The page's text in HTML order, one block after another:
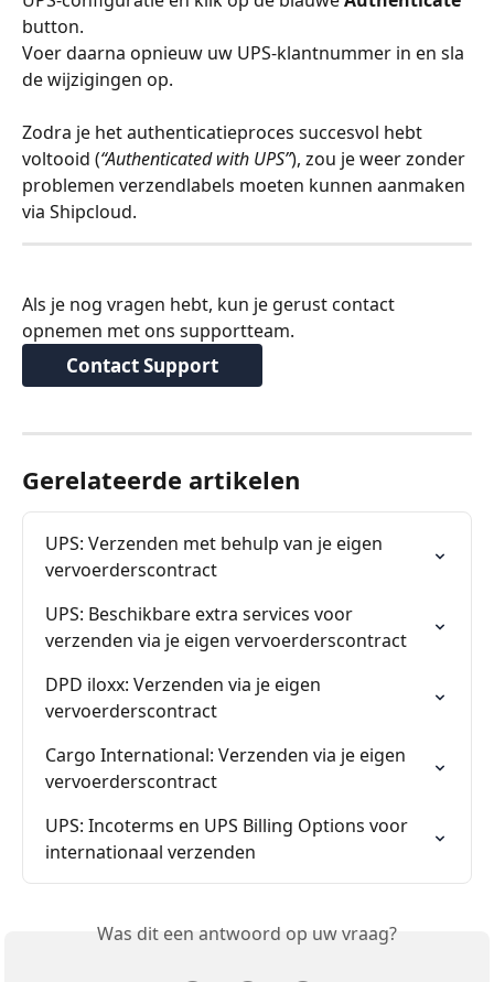
button.
Voer daarna opnieuw uw UPS-klantnummer in en sla
de wijzigingen op.
Zodra je het authenticatieproces succesvol hebt
voltooid (“Authenticated with UPS”), zou je weer zonder
problemen verzendlabels moeten kunnen aanmaken
via Shipcloud.
Als je nog vragen hebt, kun je gerust contact
opnemen met ons supportteam.
Contact Support
Gerelateerde artikelen
UPS: Verzenden met behulp van je eigen
vervoerderscontract
UPS: Beschikbare extra services voor
verzenden via je eigen vervoerderscontract
DPD iloxx: Verzenden via je eigen
vervoerderscontract
Cargo International: Verzenden via je eigen
vervoerderscontract
UPS: Incoterms en UPS Billing Options voor
internationaal verzenden
Was dit een antwoord op uw vraag?